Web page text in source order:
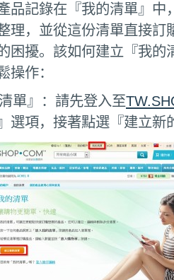
品記錄在『我的清單』中
理，並從這份清單直接訂
困擾。該如何建立『我的
操作：
單』：請先登入至
選項，接著點選『建立新